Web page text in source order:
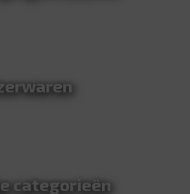
categorieën